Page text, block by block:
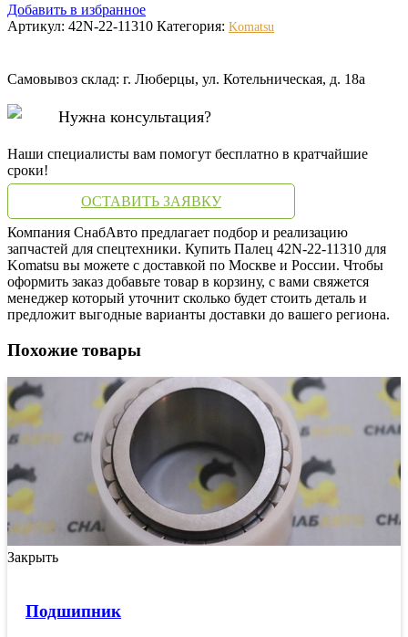
Добавить в избранное
Артикул: 42N-22-11310 Категория: Komatsu
Самовывоз склад: г. Люберцы, ул. Котельническая, д. 18а
Нужна консультация?
Наши специалисты вам помогут бесплатно в кратчайшие
сроки!
ОСТАВИТЬ ЗАЯВКУ
Компания СнабАвто предлагает подбор и реализацию
запчастей для спецтехники. Купить Палец 42N-22-11310 для
Komatsu вы можете с доставкой по Москве и России. Чтобы
оформить заказ добавьте товар в корзину, с вами свяжется
менеджер который уточнит сколько будет стоить деталь и
предложит выгодные варианты доставки до вашего региона.
Похожие товары
Закрыть
Подшипник